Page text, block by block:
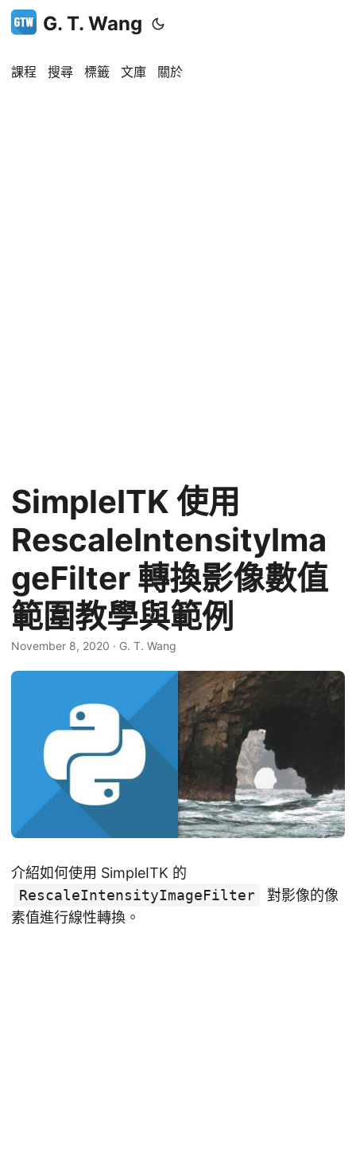
G. T. Wang
課程 搜尋 標籤 文庫 關於
SimpleITK 使用
RescaleIntensityIma
geFilter 轉換影像數值
範圍教學與範例
November 8, 2020 · G. T. Wang
介紹如何使用 SimpleITK 的
RescaleIntensityImageFilter
對影像的像
素值進行線性轉換。